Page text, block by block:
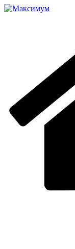
Перейти